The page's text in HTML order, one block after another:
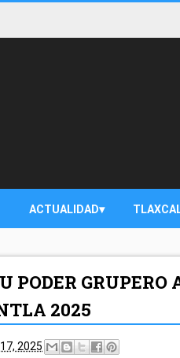
ACTUALIDAD
PODER GRUPERO
2025
2025